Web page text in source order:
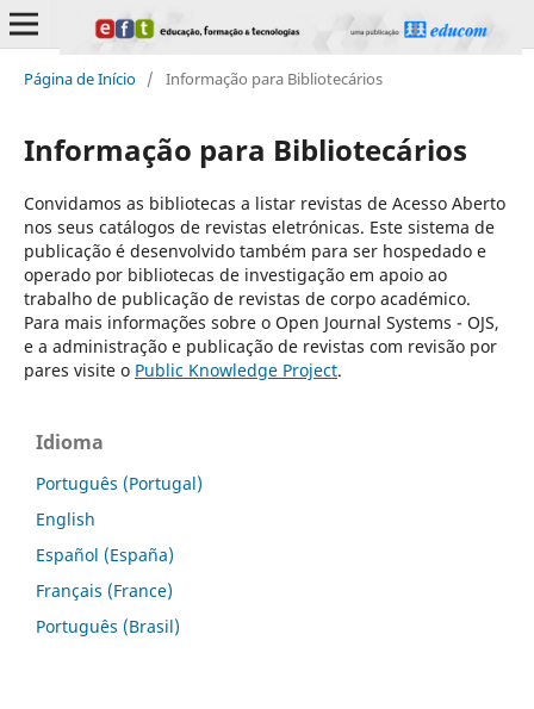
Página de Início / Informação para Bibliotecários
Informação para Bibliotecários
Convidamos as bibliotecas a listar revistas de Acesso Aberto
nos seus catálogos de revistas eletrónicas. Este sistema de
publicação é desenvolvido também para ser hospedado e
operado por bibliotecas de investigação em apoio ao
trabalho de publicação de revistas de corpo académico.
Para mais informações sobre o Open Journal Systems - OJS,
e a administração e publicação de revistas com revisão por
pares visite o Public Knowledge Project.
Idioma
Português (Portugal)
English
Español (España)
Français (France)
Português (Brasil)